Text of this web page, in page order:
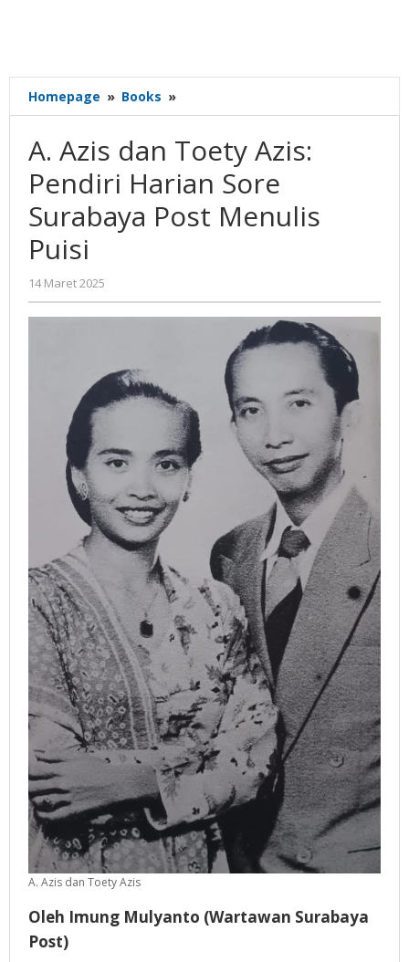
Homepage » Books »
Azis
Toety
Azis:
Pendiri
Harian
Sore
Puisi
A. Azis dan Toety Azis:
Pendiri Harian Sore
Surabaya Post Menulis
Puisi
14 Maret 2025
Gatot
Susanto
A. Azis dan Toety Azis
Oleh Imung Mulyanto (Wartawan Surabaya
Post)